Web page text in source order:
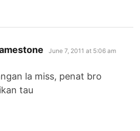
says:
June 7, 2011 at 5:06 am
la miss, penat bro
tau